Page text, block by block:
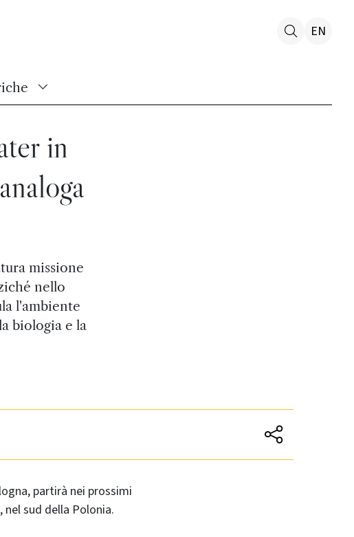
EN
in
missione
nello
l'ambiente
biologia e la
partirà nei prossimi
, nel sud della Polonia.